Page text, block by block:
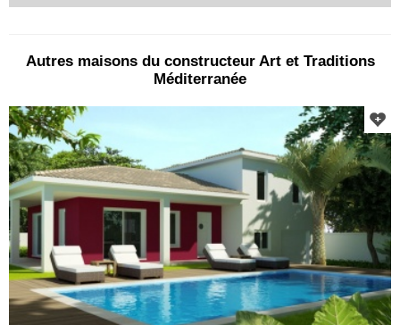
Autres maisons du constructeur Art et Traditions
Méditerranée